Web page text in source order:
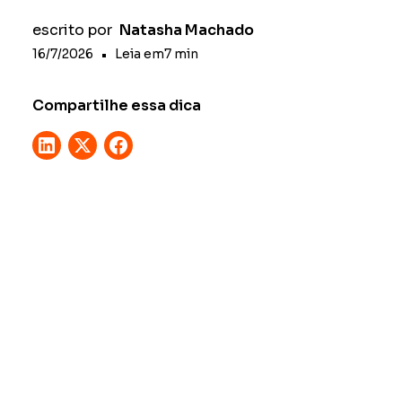
escrito por Natasha Machado
16/7/2026 • Leia em7 min
Compartilhe essa dica